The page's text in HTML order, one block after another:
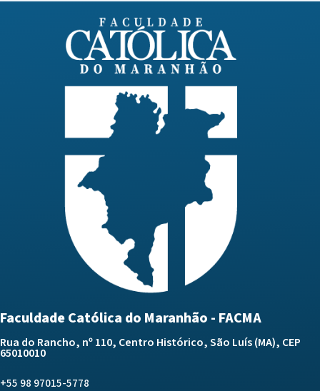
Faculdade Católica do Maranhão - FACMA
Rua do Rancho, nº 110, Centro Histórico, São Luís (MA), CEP
65010010
+55 98 97015-5778